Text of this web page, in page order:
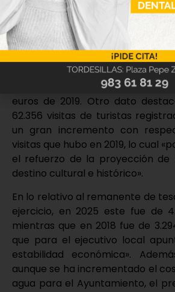
633 –una tasa de paro del
mejorado el mercado laboral
apuntan al incremento notable
del bienestar económico, ya que,
datos publicados, la Renta per
28.175 euros –en 2023-
euros de 2019. Otro dato
62.356 visitas de turistas
un gran incremento con
visitas que hubo en 2019, lo cual
el refuerzo de la proyección de
destino cultural e histórico».
En lo relativo al remanente de
ejercicio, en 2025 este fue de
mientras que en 2018 fue de
que para el ejecutivo local
estabilidad económica».
aunque se ha incrementado el
agua para el Ayuntamiento, el